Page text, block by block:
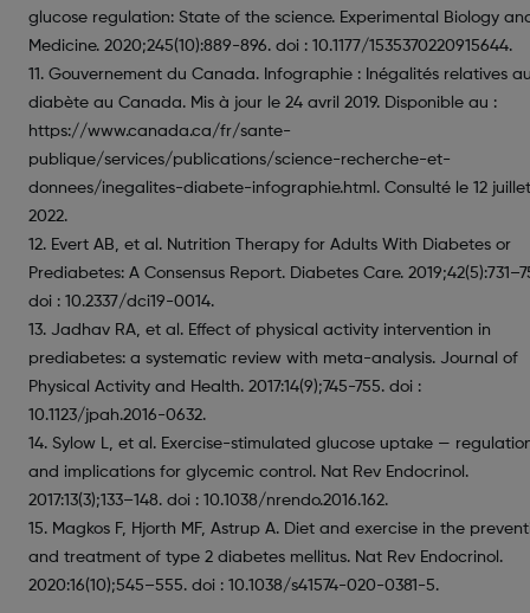
glucose regulation: State of the science. Experimental Biology
Medicine. 2020;245(10):889-896. doi : 10.1177/1535370220915644.
11. Gouvernement du Canada. Infographie : Inégalités relatives
diabète au Canada. Mis à jour le 24 avril 2019. Disponible au :
https://www.canada.ca/fr/sante-
publique/services/publications/science-recherche-et-
donnees/inegalites-diabete-infographie.html. Consulté le 12 juillet
2022.
12. Evert AB, et al. Nutrition Therapy for Adults With Diabetes or
Prediabetes: A Consensus Report. Diabetes Care.
doi : 10.2337/dci19-0014.
13. Jadhav RA, et al. Effect of physical activity intervention in
prediabetes: a systematic review with meta-analysis. Journal of
Physical Activity and Health. 2017:14(9);745-755. doi :
10.1123/jpah.2016-0632.
14. Sylow L, et al. Exercise-stimulated glucose uptake —
and implications for glycemic control. Nat Rev Endocrinol.
2017:13(3);133–148. doi : 10.1038/nrendo.2016.162.
15. Magkos F, Hjorth MF, Astrup A. Diet and exercise in the
and treatment of type 2 diabetes mellitus. Nat Rev Endocrinol.
2020:16(10);545–555. doi : 10.1038/s41574-020-0381-5.